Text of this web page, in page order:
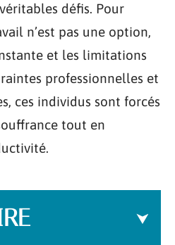
défis. Pour
n’est pas une option,
et les limitations
professionnelles et
ces individus sont forcés
tout en